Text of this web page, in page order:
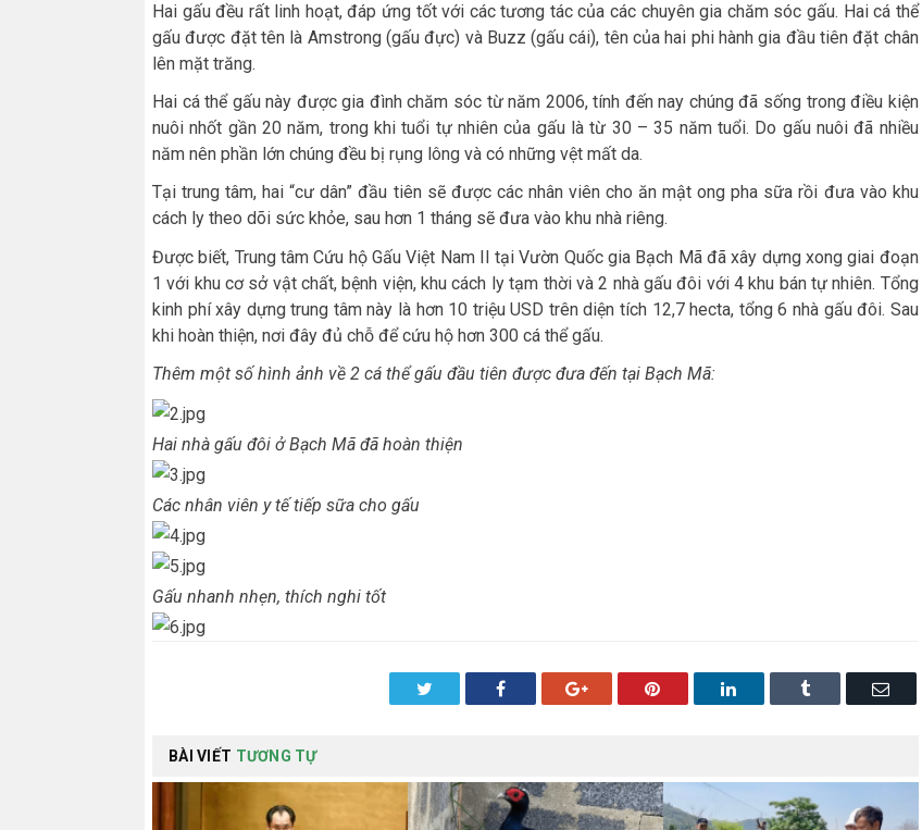
Hai gấu đều rất linh hoạt, đáp ứng tốt với các tương tác của các chuyên gia chăm sóc gấu. Hai cá thể
gấu được đặt tên là Amstrong (gấu đực) và Buzz (gấu cái), tên của hai phi hành gia đầu tiên đặt chân
lên mặt trăng.
Hai cá thể gấu này được gia đình chăm sóc từ năm 2006, tính đến nay chúng đã sống trong điều kiện
nuôi nhốt gần 20 năm, trong khi tuổi tự nhiên của gấu là từ 30 – 35 năm tuổi. Do gấu nuôi đã nhiều
năm nên phần lớn chúng đều bị rụng lông và có những vệt mất da.
Tại trung tâm, hai “cư dân” đầu tiên sẽ được các nhân viên cho ăn mật ong pha sữa rồi đưa vào khu
cách ly theo dõi sức khỏe, sau hơn 1 tháng sẽ đưa vào khu nhà riêng.
Được biết, Trung tâm Cứu hộ Gấu Việt Nam II tại Vườn Quốc gia Bạch Mã đã xây dựng xong giai đoạn
1 với khu cơ sở vật chất, bệnh viện, khu cách ly tạm thời và 2 nhà gấu đôi với 4 khu bán tự nhiên. Tổng
kinh phí xây dựng trung tâm này là hơn 10 triệu USD trên diện tích 12,7 hecta, tổng 6 nhà gấu đôi. Sau
khi hoàn thiện, nơi đây đủ chỗ để cứu hộ hơn 300 cá thể gấu.
Thêm một số hình ảnh về 2 cá thể gấu đầu tiên được đưa đến tại Bạch Mã:
Hai nhà gấu đôi ở Bạch Mã đã hoàn thiện
Các nhân viên y tế tiếp sữa cho gấu
Gấu nhanh nhẹn, thích nghi tốt
Twitter Facebook Google+ Pinterest LinkedIn Tumblr Email
BÀI VIẾT TƯƠNG TỰ